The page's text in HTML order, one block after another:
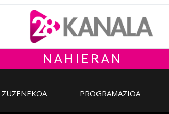
NAHIERAN
ZUZENEKOA PROGRAMAZIOA